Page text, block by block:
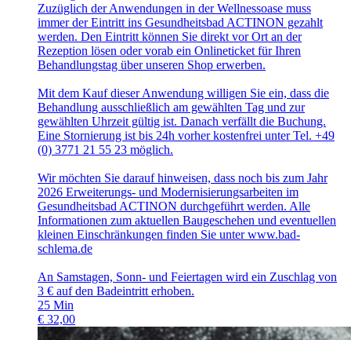
Zuzüglich der Anwendungen in der Wellnessoase muss
immer der Eintritt ins Gesundheitsbad ACTINON gezahlt
werden. Den Eintritt können Sie direkt vor Ort an der
Rezeption lösen oder vorab ein Onlineticket für Ihren
Behandlungstag über unseren Shop erwerben.
Mit dem Kauf dieser Anwendung willigen Sie ein, dass die
Behandlung ausschließlich am gewählten Tag und zur
gewählten Uhrzeit gültig ist. Danach verfällt die Buchung.
Eine Stornierung ist bis 24h vorher kostenfrei unter Tel. +49
(0) 3771 21 55 23 möglich.
Wir möchten Sie darauf hinweisen, dass noch bis zum Jahr
2026 Erweiterungs- und Modernisierungsarbeiten im
Gesundheitsbad ACTINON durchgeführt werden. Alle
Informationen zum aktuellen Baugeschehen und eventuellen
kleinen Einschränkungen finden Sie unter www.bad-
schlema.de
An Samstagen, Sonn- und Feiertagen wird ein Zuschlag von
3 € auf den Badeintritt erhoben.
25 Min
€ 32,00